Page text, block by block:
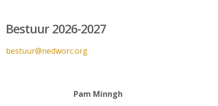
Bestuur 2026-2027
bestuur@nedworc.org
Pam Minngh